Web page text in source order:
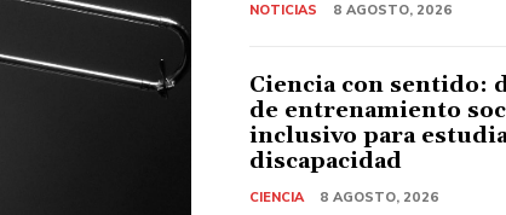
NOTICIAS 8 AGOSTO, 2026
Ciencia con sentido:
de entrenamiento
inclusivo para
discapacidad
CIENCIA 8 AGOSTO, 2026